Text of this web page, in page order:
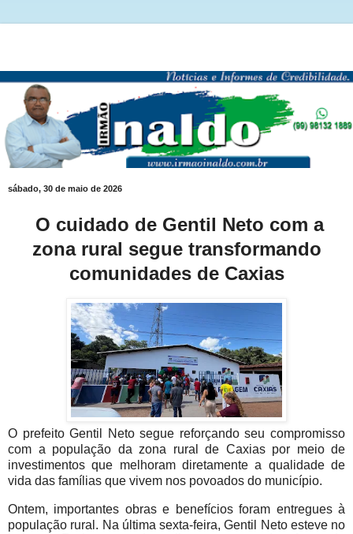
sábado, 30 de maio de 2026
O cuidado de Gentil Neto com a
zona rural segue transformando
comunidades de Caxias
O prefeito Gentil Neto segue reforçando seu compromisso
com a população da zona rural de Caxias por meio de
investimentos que melhoram diretamente a qualidade de
vida das famílias que vivem nos povoados do município.
Ontem, importantes obras e benefícios foram entregues à
população rural. Na última sexta-feira, Gentil Neto esteve no